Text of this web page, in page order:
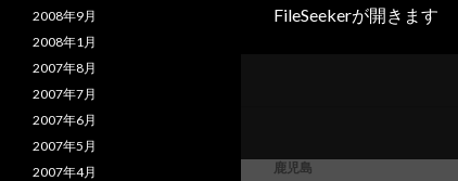
FileSeekerが開きます
鹿児島
2008年9月
2008年1月
2007年8月
2007年7月
2007年6月
2007年5月
2007年4月